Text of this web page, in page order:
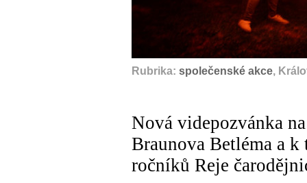
Rubrika: společenské akce,
Nová videpozvánka
Braunova Betléma a
ročníků Reje